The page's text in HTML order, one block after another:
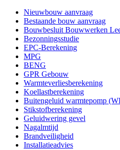
Nieuwbouw aanvraag
Bestaande bouw aanvraag
Bouwbesluit Bouwwerken
Bezonningsstudie
EPC-Berekening
MPG
BENG
GPR Gebouw
Warmteverliesberekening
Koellastberekening
Buitengeluid warmtepomp
Stikstofberekening
Geluidwering gevel
Nagalmtijd
Brandveiligheid
Installatieadvies